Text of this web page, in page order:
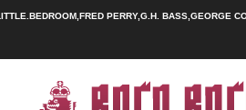
PERRY,G.H. BASS,GEORGE